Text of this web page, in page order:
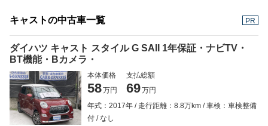
キャストの中古車一覧 PR
ダイハツ キャスト スタイル G SAII 1年保証・ナビTV・
BT機能・Bカメラ・
本体価格
58万円
支払総額
69万円
年式：2017年
走行距離：8.8万km
車検：車検整備
付
なし